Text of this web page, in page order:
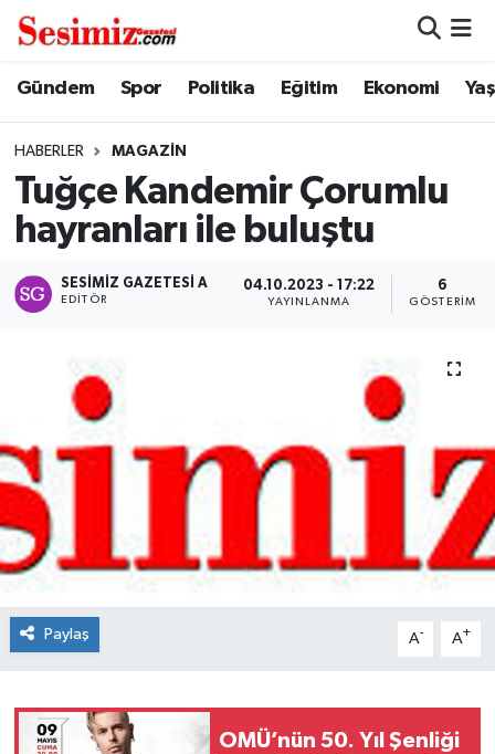
Gündem Spor Politika Eğitim Ekonomi
HABERLER MAGAZIN
Tuğçe Kandemir Çorumlu
hayranları ile buluştu
SESIMIZ GAZETESI A
EDITÖR
04.10.2023 - 17:22
YAYINLANMA
6
GÖSTERIM
Paylaş A- A+
OMÜ’nün 50. Yıl Şenliği
Dünya
Ekonomi
Genel
Gündem
Magazin
Politika
Spor
Tokat Haberleri
Yaşam
Nöbetçi Eczaneler
Hava Durumu
Namaz Vakitleri
Trafik Durumu
Süper Lig Puan Durumu ve Fikstür
Tüm Manşetler
Son Dakika Haberleri